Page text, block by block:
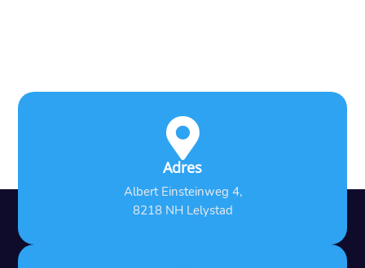

Adres
Albert Einsteinweg 4,
8218 NH Lelystad